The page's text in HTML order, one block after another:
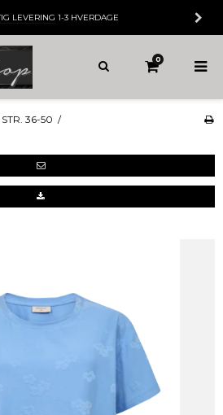
LEVERING 1-3 HVERDAGE
0
36-50 /